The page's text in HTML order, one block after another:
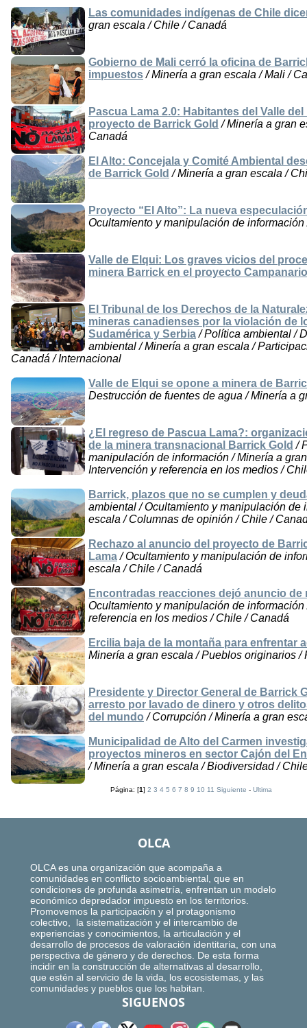
Las comunidades indígenas de Chile
gran escala / Chile / Canadá
Gobierno de Mali cerró la oficina de
impuestos/ Minería a gran escala / Mali /
Pascua Lama 2.0: Habitantes del Valle
proyecto de Barrick Gold / Minería a gran
Canadá
El Alto: Concejala y Comité Ambiental
de Barrick Gold / Minería a gran escala /
Proyecto “El Alto”: La nueva
Ocultamiento y manipulación de
Valle de Elqui: Los graves vicios del
minera Barrick en el proyecto Campanario
El Tribunal de los Derechos de la
mineras canadienses por la violación de
Sudamérica y Serbia/ Política ambiental /
ambiental / Minería a gran escala /
Canadá / Internacional
Valle de Elqui se opone a minera de
Destrucción de fuentes de agua / Minería a
¿El regreso de Pascua Lama?:
de la minera transnacional Barrick Gold /
manipulación de información / Minería a
Intervención y referencia en los medios /
Barrick, plazos que no se cumplen y
ambiental / Ocultamiento y manipulación de
escala / Columnas de opinión / Chile /
Rechazo al anuncio del proyecto de
Lama/ Ocultamiento y manipulación de
escala / Chile / Canadá
Encontradas reacciones dejó anuncio
Ocultamiento y manipulación de
referencia en los medios / Chile / Canadá
Ercilia baja de la montaña para enfrentar
Minería a gran escala / Pueblos originarios /
Presidente y Director General de Barrick
arresto por lavado de dinero y otros
del mundo / Corrupción / Minería a gran
Municipalidad de Alto del Carmen
proyectos mineros en sector Cajón del
/ Minería a gran escala / Biodiversidad /
Página: [1]2 3 4 5 6 7 8 9 10 11 Siguiente -Ultima
OLCA
OLCA es una organización que acompaña a
comunidades en conflicto socioambiental, que en
condiciones de profunda asimetría, enfrentan un modelo
económico depredador impuesto en los territorios.
Promovemos la participación y el protagonismo
colectivo, la sistematización y el intercambio de
experiencias y conocimientos, la articulación y el
desarrollo de procesos de valoración identitaria, con una
perspectiva de género y de derechos. De esta forma
incidir en la construcción de alternativas al desarrollo,
que estén al servicio de la vida, los ecosistemas, y las
comunidades y pueblos que los habitan.
SIGUENOS